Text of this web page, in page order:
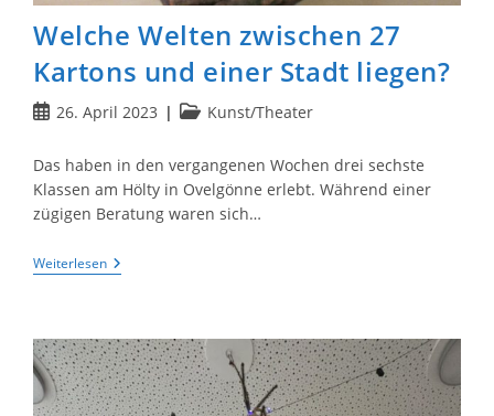
Welche Welten zwischen 27
Kartons und einer Stadt liegen?
Beitrag26. April 2023
Beitrags-
Kunst/Theater
Das haben in den vergangenen Wochen drei sechste
Klassen am Hölty in Ovelgönne erlebt. Während einer
zügigen Beratung waren sich…
WeiterlesenWelche
Welten
Und
Einer
Stadt
Liegen?